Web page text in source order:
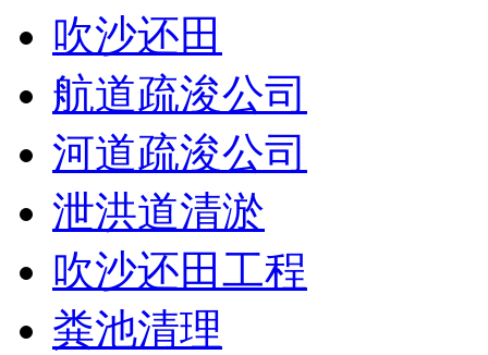
吹沙还田
航道疏浚公司
河道疏浚公司
泄洪道清淤
吹沙还田工程
粪池清理